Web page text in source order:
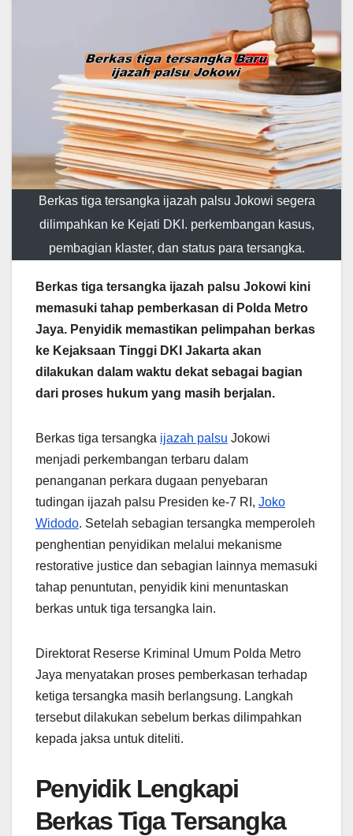
Berkas tiga tersangka ijazah palsu Jokowi segera
dilimpahkan ke Kejati DKI. perkembangan kasus,
pembagian klaster, dan status para tersangka.
Berkas tiga tersangka ijazah palsu Jokowi kini
memasuki tahap pemberkasan di Polda Metro
Jaya. Penyidik memastikan pelimpahan berkas
ke Kejaksaan Tinggi DKI Jakarta akan
dilakukan dalam waktu dekat sebagai bagian
dari proses hukum yang masih berjalan.
Berkas tiga tersangka ijazah palsu Jokowi
menjadi perkembangan terbaru dalam
penanganan perkara dugaan penyebaran
tudingan ijazah palsu Presiden ke-7 RI, Joko
Widodo. Setelah sebagian tersangka memperoleh
penghentian penyidikan melalui mekanisme
restorative justice dan sebagian lainnya memasuki
tahap penuntutan, penyidik kini menuntaskan
berkas untuk tiga tersangka lain.
Direktorat Reserse Kriminal Umum Polda Metro
Jaya menyatakan proses pemberkasan terhadap
ketiga tersangka masih berlangsung. Langkah
tersebut dilakukan sebelum berkas dilimpahkan
kepada jaksa untuk diteliti.
Penyidik Lengkapi
Berkas Tiga Tersangka